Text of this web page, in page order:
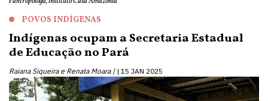
POVOS INDÍGENAS
Indígenas ocupam a Secretaria Estadual
de Educação no Pará
Raiana Siqueira e Renata Moara | 15 JAN 2025